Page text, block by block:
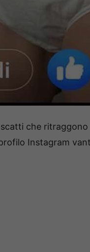
che ritraggono
Instagram